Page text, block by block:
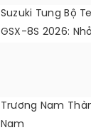
Tập 7 Sắc Cầu
Suzuki Tung Bộ
GSX-8S 2026:
Trương Nam
Nam